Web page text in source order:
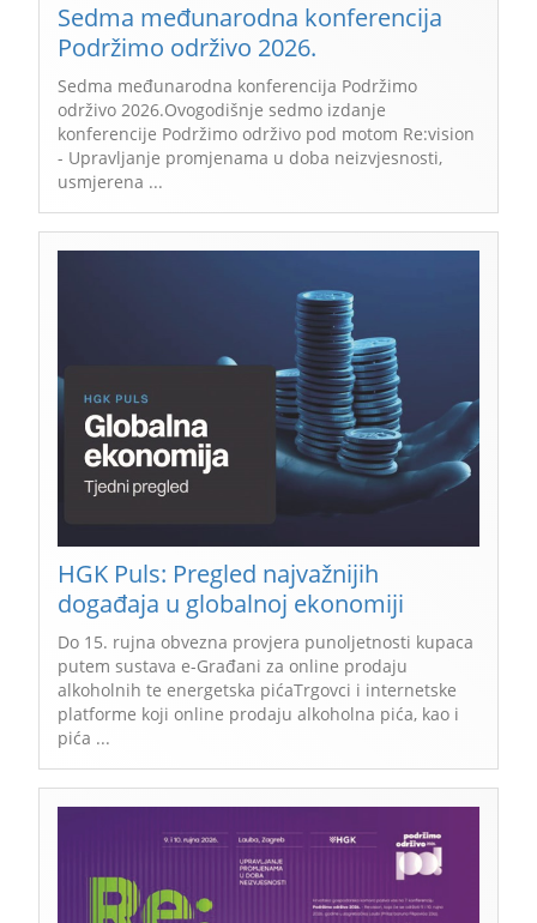
Sedma međunarodna konferencija
Podržimo održivo 2026.
Sedma međunarodna konferencija Podržimo
održivo 2026.Ovogodišnje sedmo izdanje
konferencije Podržimo održivo pod motom Re:vision
- Upravljanje promjenama u doba neizvjesnosti,
usmjerena ...
HGK Puls: Pregled najvažnijih
događaja u globalnoj ekonomiji
Do 15. rujna obvezna provjera punoljetnosti kupaca
putem sustava e-Građani za online prodaju
alkoholnih te energetska pićaTrgovci i internetske
platforme koji online prodaju alkoholna pića, kao i
pića ...